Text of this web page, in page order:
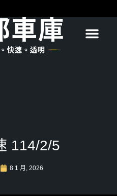
114/2/5
8 1 月, 2026